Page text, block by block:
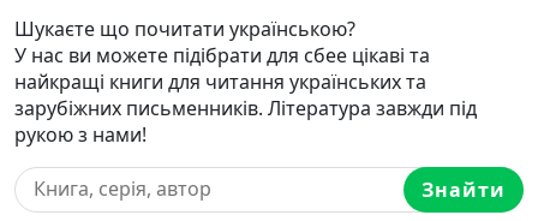
Шукаєте що почитати українською?
У нас ви можете підібрати для сбее цікаві та
найкращі книги для читання українських та
зарубіжних письменників. Література завжди під
рукою з нами!
Знайти